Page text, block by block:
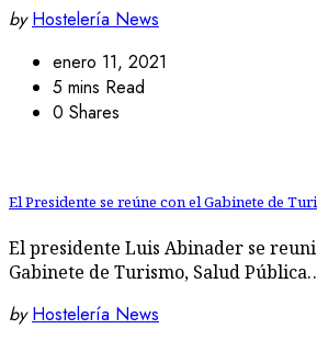
by Hostelería News
enero 11, 2021
5 mins Read
0 Shares
El Presidente se reúne con el Gabinete de
El presidente Luis Abinader se
Gabinete de Turismo, Salud
by Hostelería News